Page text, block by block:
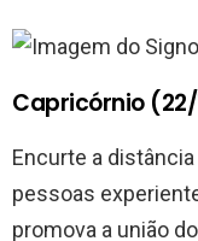
Capricórnio (22/
Encurte a
pessoas
promova a união